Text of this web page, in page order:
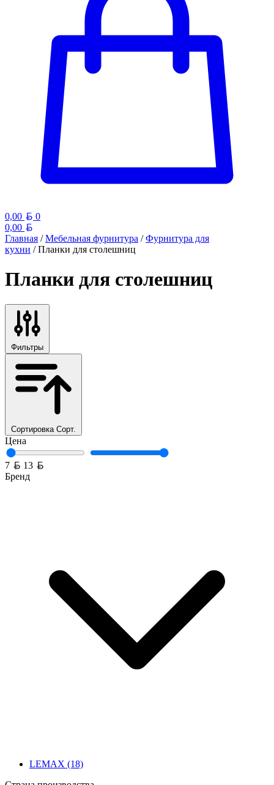
0,00 Белорусский рубль
0
0,00
Главная /Мебельная фурнитура /Фурнитура для
кухни / Планки для столешниц
Планки для столешниц
Фильтры
Сортировка Сорт.
Цена
7 Белорусский рубль
13
Бренд
LEMAX (18)